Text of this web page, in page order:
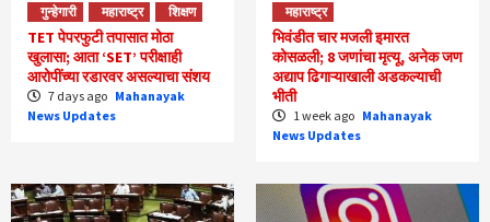
गुन्हेगारी महाराष्ट्र शिक्षण
TET पेपरफुटी तपासात मोठा
खुलासा; आता ‘SET’ परीक्षाही
आरोपींच्या रडारवर असल्याचा संशय
7 days ago Mahanayak
News Updates
महाराष्ट्र
भिवंडीत चार मजली इमारत
कोसळली; 8 जणांचा मृत्यू, अनेक जण
अद्याप ढिगाऱ्याखाली अडकल्याची
भीती
1 week ago Mahanayak
News Updates